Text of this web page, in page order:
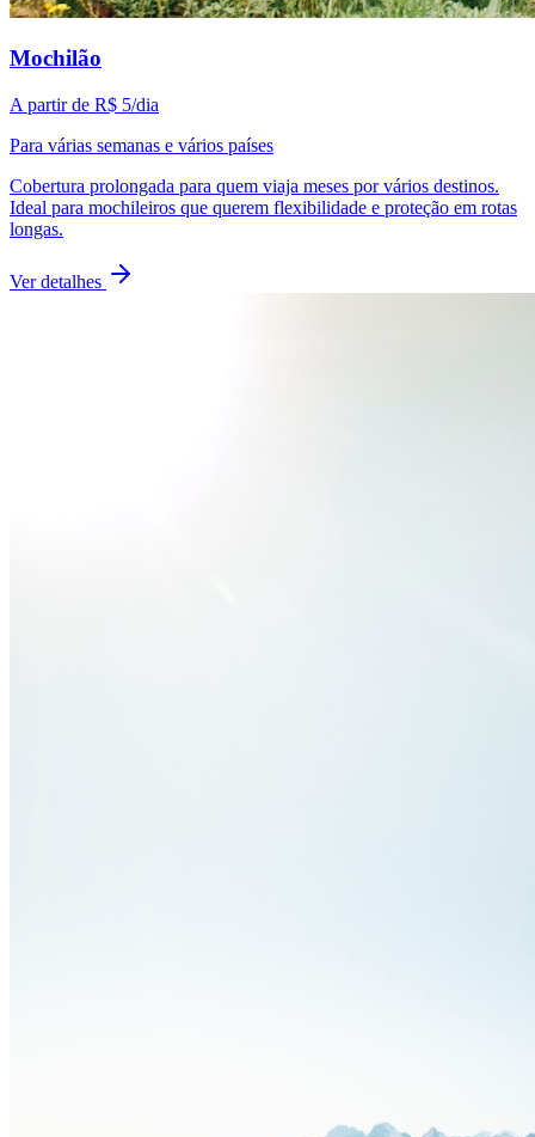
Mochilão
A partir de R$ 5/dia
Para várias semanas e vários países
Cobertura prolongada para quem viaja meses por vários destinos.
Ideal para mochileiros que querem flexibilidade e proteção em rotas
longas.
Ver detalhes